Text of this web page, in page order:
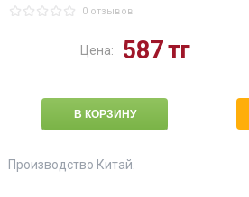
0 отзывов
Цена: 587тг
Производство Китай.